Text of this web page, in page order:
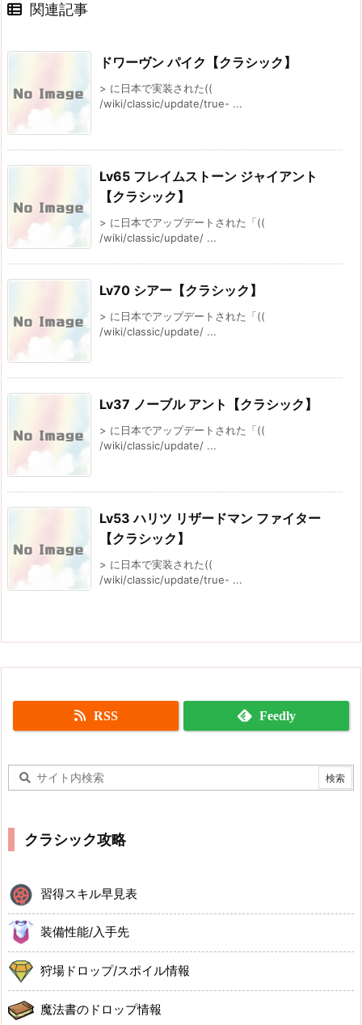
関連記事
ドワーヴン パイク【クラシック】
> に日本で実装された((
/wiki/classic/update/true- ...
Lv65 フレイムストーン ジャイアント
【クラシック】
> に日本でアップデートされた「((
/wiki/classic/update/ ...
Lv70 シアー【クラシック】
> に日本でアップデートされた「((
/wiki/classic/update/ ...
Lv37 ノーブル アント【クラシック】
> に日本でアップデートされた「((
/wiki/classic/update/ ...
Lv53 ハリツ リザードマン ファイター
【クラシック】
> に日本で実装された((
/wiki/classic/update/true- ...
RSS Feedly
クラシック攻略
習得スキル早見表
装備性能/入手先
狩場ドロップ/スポイル情報
魔法書のドロップ情報